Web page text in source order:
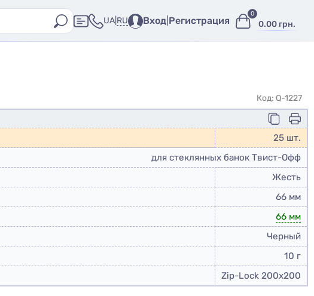
UA RU Вход Регистрация 0.00 грн.
0
Код: Q-1227
25 шт.
для стеклянных банок Твист-Офф
Жесть
66 мм
66 мм
Черный
10 г
Zip-Lock 200x200